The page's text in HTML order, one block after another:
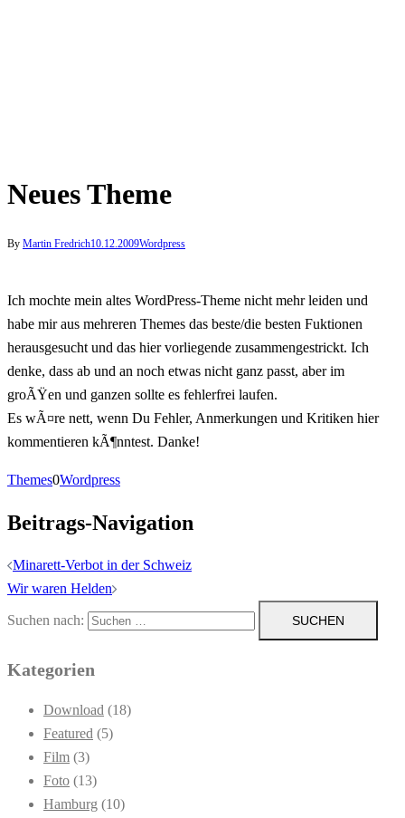
Neues Theme
By Martin Fredrich10.12.2009Wordpress
Ich mochte mein altes WordPress-Theme nicht mehr leiden und
habe mir aus mehreren Themes das beste/die besten Fuktionen
herausgesucht und das hier vorliegende zusammengestrickt. Ich
denke, dass ab und an noch etwas nicht ganz passt, aber im
groÃŸen und ganzen sollte es fehlerfrei laufen.
Es wÃ¤re nett, wenn Du Fehler, Anmerkungen und Kritiken hier
kommentieren kÃ¶nntest. Danke!
Themes0Wordpress
Beitrags-Navigation
Minarett-Verbot in der Schweiz
Wir waren Helden
Suchen nach:
Kategorien
Download (18)
Featured (5)
Film (3)
Foto (13)
Hamburg (10)